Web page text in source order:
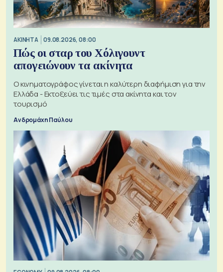
ΑΚΙΝΗΤΑ 09.08.2026, 08:00
Πώς οι σταρ του Χόλιγουντ
απογειώνουν τα ακίνητα
Ο κινηματογράφος γίνεται η καλύτερη διαφήμιση για την
Ελλάδα - Εκτοξεύει τις τιμές στα ακίνητα και τον
τουρισμό
Ανδρομάχη Παύλου